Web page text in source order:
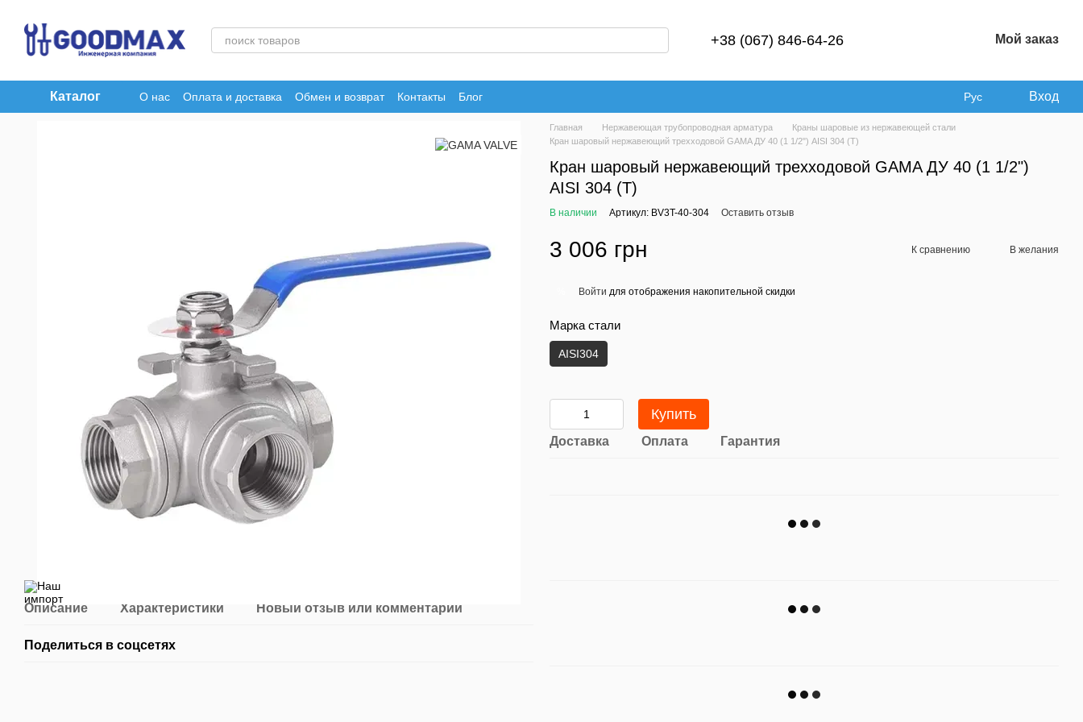
+38 (067) 846-64-26 Мой заказ
Каталог О нас Оплата и доставка Обмен и возврат Контакты Блог Рус Вход
Описание Характеристики Новый отзыв или комментарий
Поделиться в соцсетях
Главная Нержавеющая трубопроводная арматура
Краны шаровые из нержавеющей стали
Кран шаровый нержавеющий трехходовой GAMA ДУ 40 (1 1/2") AISI 304 (T)
Кран шаровый нержавеющий трехходовой GAMA ДУ 40 (1 1/2")
AISI 304 (T)
В наличии Артикул: BV3T-40-304 Оставить отзыв
3 006 грн К сравнению В желания
Войти для отображения накопительной скидки
Марка стали
AISI304
Купить
Доставка Оплата Гарантия